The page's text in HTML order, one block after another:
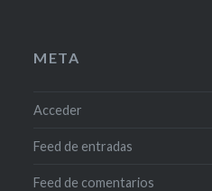
META
Acceder
Feed de entradas
Feed de comentarios